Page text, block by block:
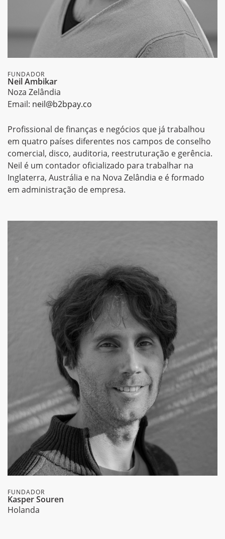
FUNDADOR
Neil Ambikar
Noza Zelândia
Email: neil@b2bpay.co
Profissional de finanças e negócios que já trabalhou
em quatro países diferentes nos campos de conselho
comercial, disco, auditoria, reestruturação e gerência.
Neil é um contador oficializado para trabalhar na
Inglaterra, Austrália e na Nova Zelândia e é formado
em administração de empresa.
FUNDADOR
Kasper Souren
Holanda